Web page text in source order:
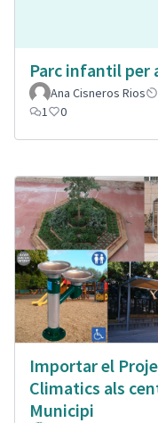
Parc infantil per
Ana Cisneros Rios
1
0
Importar el
Climatics als
Municipi